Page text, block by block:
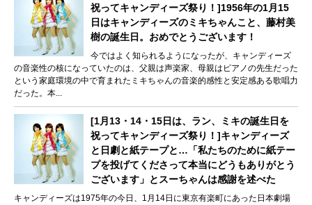
祝ってキャンディーズ祭り！]1956年の1月15
日はキャンディーズのミキちゃんこと、藤村美
樹の誕生日。おめでとうございます！
今ではよく知られるようになったが、キャンディーズ
の音楽性の核になっていたのは、父親は声楽家、母親はピアノの先生だった
という家庭環境の中で育まれたミキちゃんの音楽的感性と安定感ある歌唱力
だった。本...
[1月13・14・15日は、ラン、ミキの誕生日を
祝ってキャンディーズ祭り！]キャンディーズ
と日劇と紙テープと…「私たちのために紙テー
プを投げてくださって本当にどうもありがとう
ございます」とスーちゃんは感謝を述べた
キャンディーズは1975年の今日、1月14日に東京有楽町にあった日本劇場